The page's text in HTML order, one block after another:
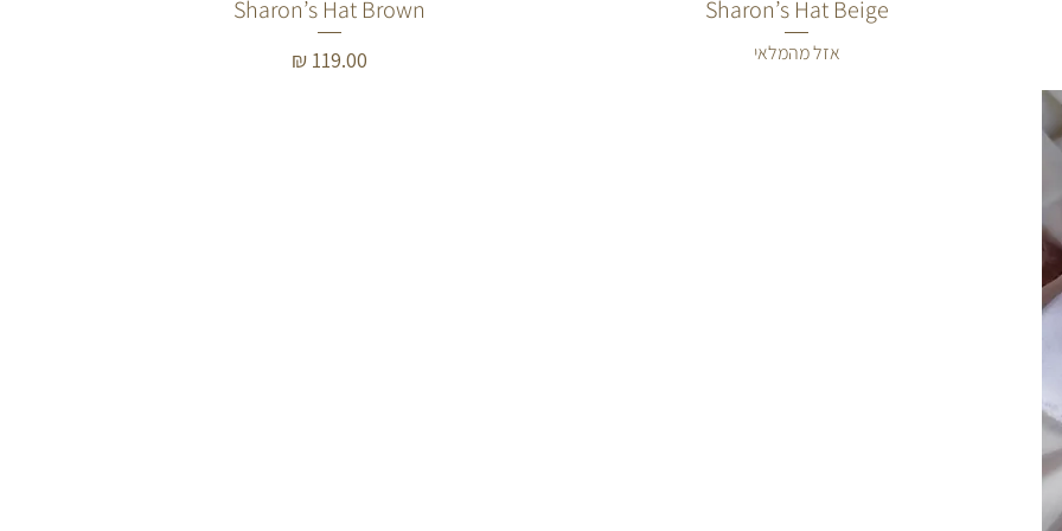
תצוגה מהירה
Sharon’s Hat Beige
אזל מהמלאי
תצוגה מהירה
Sharon’s Hat Brown
מחיר